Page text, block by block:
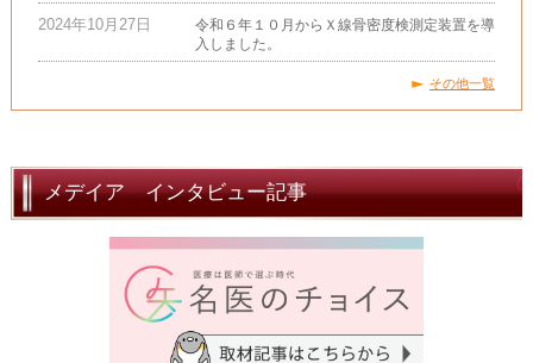
2024年10月27日
令和６年１０月からＸ線骨密度検測定装置を導
入しました。
その他一覧
メデイア インタビュー記事